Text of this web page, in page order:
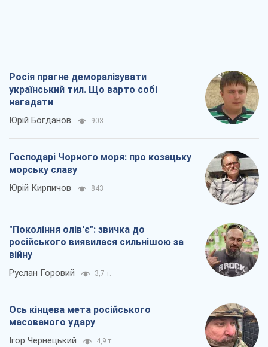
Росія прагне деморалізувати
український тил. Що варто собі
нагадати
Юрій Богданов 903
Господарі Чорного моря: про козацьку
морську славу
Юрій Кирпичов 843
"Покоління олів'є": звичка до
російського виявилася сильнішою за
війну
Руслан Горовий 3,7 т.
Ось кінцева мета російського
масованого удару
Ігор Чернецький 4,9 т.